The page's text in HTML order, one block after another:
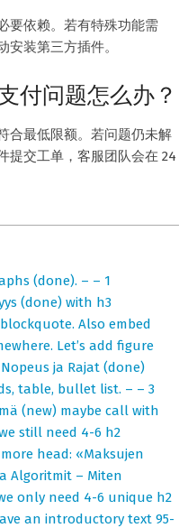
要依赖。若有特殊功能需
装第三方插件。
付问题怎么办？
合最低限额。若问题仍未解
提交工单，客服团队会在 24
(done). – – 1
(done) with h3
Also embed
Let’s add figure
ja Rajat (done)
table, bullet list. – – 3
(new) maybe call with
still need 4-6 h2
head: «Maksujen
Algoritmit – Miten
only need 4-6 unique h2
an introductory text 95-